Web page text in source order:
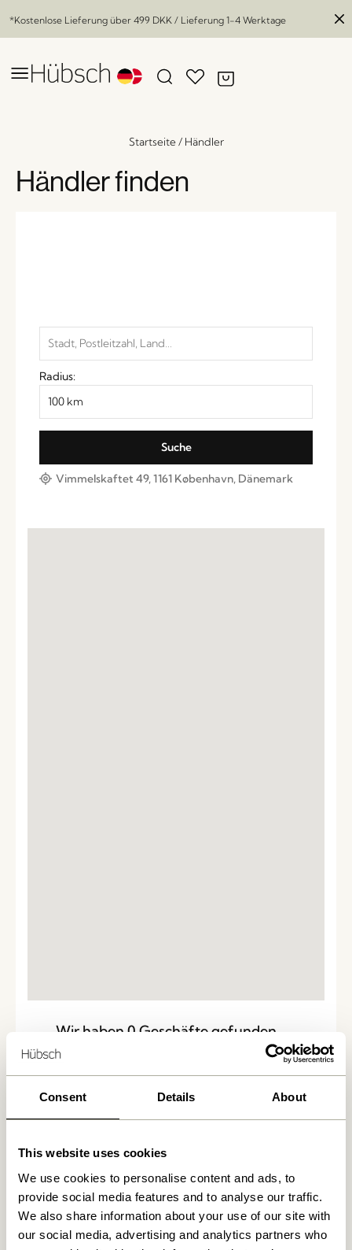
Consent Details About
This website uses cookies
We use cookies to personalise content and ads, to
provide social media features and to analyse our traffic.
We also share information about your use of our site with
our social media, advertising and analytics partners who
*Kostenlose Lieferung über 499 DKK / Lieferung 1-4 Werktage
Startseite/ Händler
Händler finden
Radius:
Vimmelskaftet 49, 1161 København, Dänemark
Wir haben 0 Geschäfte gefunden